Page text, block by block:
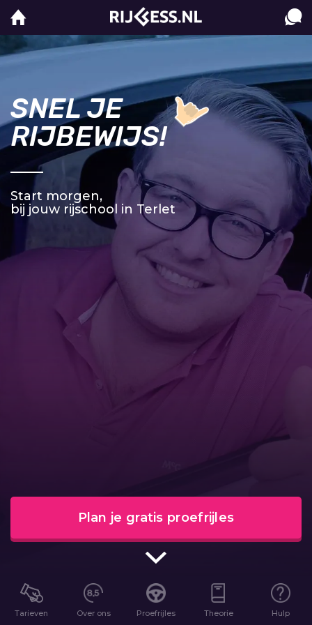
SNEL JE
RIJBEWIJS!
Start morgen,
bij jouw rijschool in Terlet
Plan je gratis proefrijles
Tarieven Over ons Proefrijles Theorie Hulp